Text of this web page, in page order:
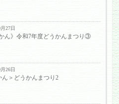
27日
かん》令和7年度どうかんまつり③
26日
ん＞どうかんまつり2